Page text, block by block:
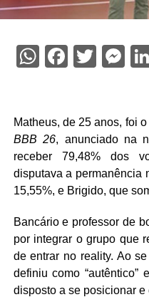
WhatsApp
Matheus, de 25 anos, foi
BBB 26, anunciado na
receber 79,48% dos
disputava a permanência
15,55%, e Brigido, que
Bancário e professor de
por integrar o grupo que
de entrar no reality. Ao
definiu como “autêntico”
disposto a se posicionar